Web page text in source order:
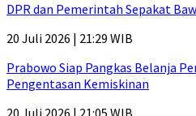
DPR dan Pemerintah Sepakat
20 Juli 2026 | 21:29 WIB
Prabowo Siap Pangkas Belanja
Pengentasan Kemiskinan